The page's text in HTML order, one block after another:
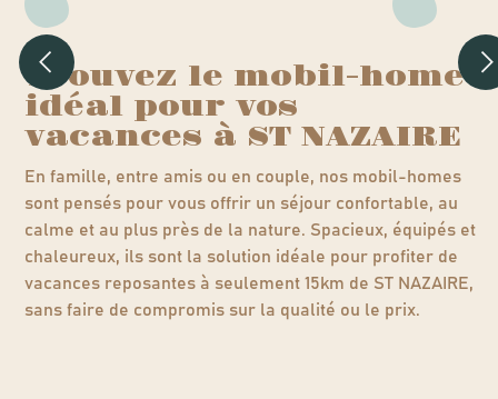
Trouvez le mobil-home
idéal pour vos
vacances à ST NAZAIRE
En famille, entre amis ou en couple, nos mobil-homes
sont pensés pour vous offrir un séjour confortable, au
calme et au plus près de la nature. Spacieux, équipés et
chaleureux, ils sont la solution idéale pour profiter de
vacances reposantes à seulement 15km de ST NAZAIRE,
sans faire de compromis sur la qualité ou le prix.